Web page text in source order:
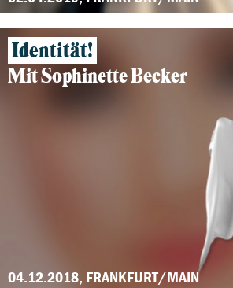
Identität!
Mit Sophinette Becker
04.12.2018, FRANKFURT/MAIN